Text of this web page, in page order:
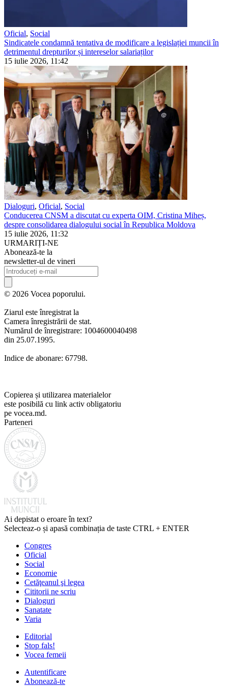
Oficial, Social
Sindicatele condamnă tentativa de modificare a legislației muncii în
detrimentul drepturilor și intereselor salariaților
15 iulie 2026, 11:42
Dialoguri, Oficial, Social
Conducerea CNSM a discutat cu experta OIM, Cristina Miheș,
despre consolidarea dialogului social în Republica Moldova
15 iulie 2026, 11:32
URMARIȚI-NE
Abonează-te la
newsletter-ul de vineri
© 2026 Vocea poporului.
Ziarul este înregistrat la
Camera înregistrării de stat.
Numărul de înregistrare: 1004600040498
din 25.07.1995.
Indice de abonare: 67798.
Copierea și utilizarea materialelor
este posibilă cu link activ obligatoriu
pe vocea.md.
Parteneri
Ai depistat o eroare în text?
Selecteaz-o și apasă combinația de taste CTRL + ENTER
Congres
Oficial
Social
Economie
Cetăţeanul şi legea
Cititorii ne scriu
Dialoguri
Sanatate
Varia
Editorial
Stop fals!
Vocea femeii
Autentificare
Abonează-te